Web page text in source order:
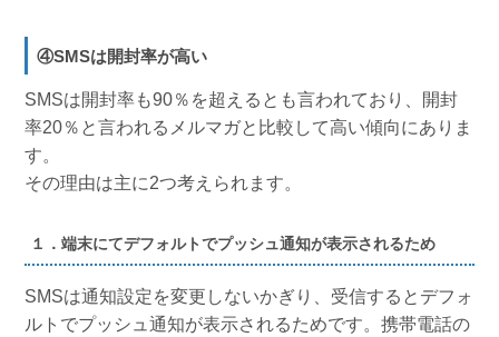
④SMSは開封率が高い
SMSは開封率も90％を超えるとも言われており、開封
率20％と言われるメルマガと比較して高い傾向にありま
す。
その理由は主に2つ考えられます。
１．端末にてデフォルトでプッシュ通知が表示されるため
SMSは通知設定を変更しないかぎり、受信するとデフォ
ルトでプッシュ通知が表示されるためです。携帯電話の